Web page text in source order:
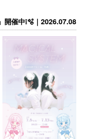
催中❕🫧｜2026.07.08